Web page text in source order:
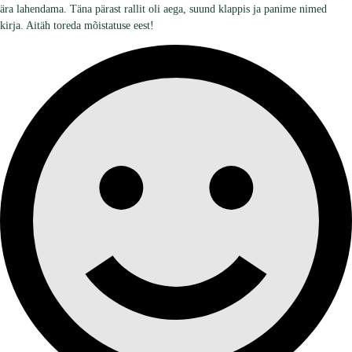
ära lahendama. Täna pärast rallit oli aega, suund klappis ja panime nimed
kirja. Aitäh toreda mõistatuse eest!